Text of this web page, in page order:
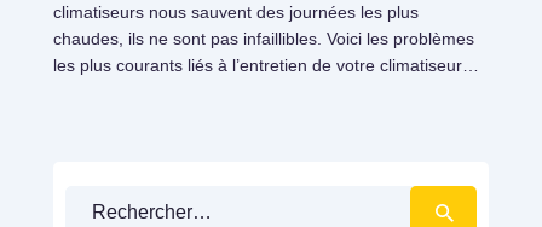
climatiseurs nous sauvent des journées les plus
chaudes, ils ne sont pas infaillibles. Voici les problèmes
les plus courants liés à l’entretien de votre climatiseur…